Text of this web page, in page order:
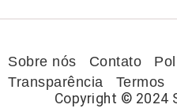
Sobre nós Contato
Transparência
Termos
Copyright © 2024